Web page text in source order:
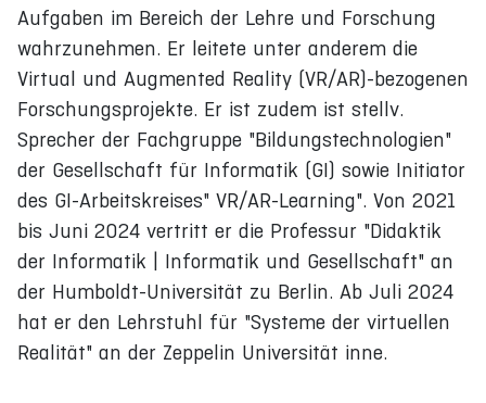
Aufgaben im Bereich der Lehre und Forschung
wahrzunehmen. Er leitete unter anderem die
Virtual und Augmented Reality (VR/AR)-bezogenen
Forschungsprojekte. Er ist zudem ist stellv.
Sprecher der Fachgruppe "Bildungstechnologien"
der Gesellschaft für Informatik (GI) sowie Initiator
des GI-Arbeitskreises" VR/AR-Learning". Von 2021
bis Juni 2024 vertritt er die Professur "Didaktik
der Informatik | Informatik und Gesellschaft" an
der Humboldt-Universität zu Berlin. Ab Juli 2024
hat er den Lehrstuhl für "Systeme der virtuellen
Realität" an der Zeppelin Universität inne.